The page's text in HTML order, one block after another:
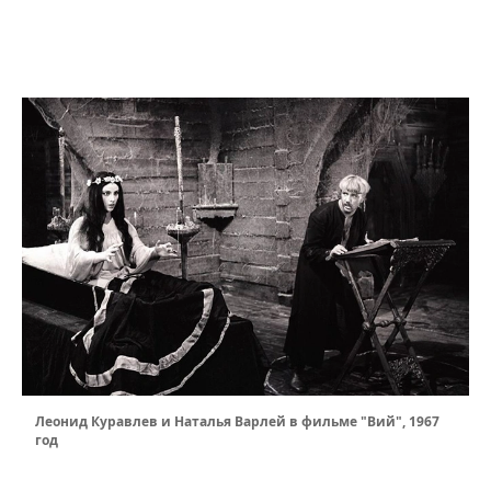
Леонид Куравлев и Наталья Варлей в фильме "Вий", 1967
год